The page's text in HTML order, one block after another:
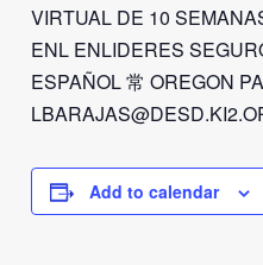
Add to calendar